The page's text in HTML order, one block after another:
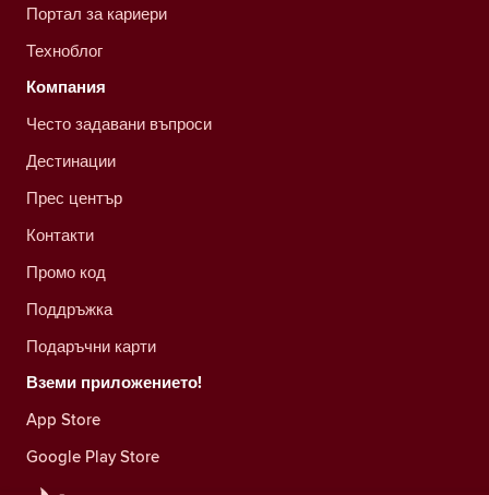
Портал за кариери
Техноблог
Компания
Често задавани въпроси
Дестинации
Прес център
Контакти
Промо код
Поддръжка
Подаръчни карти
Вземи приложението!
App Store
Google Play Store